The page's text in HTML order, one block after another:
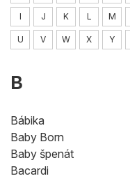
I J K L M
U V W X Y
B
Bábika
Baby Born
Baby špenát
Bacardi